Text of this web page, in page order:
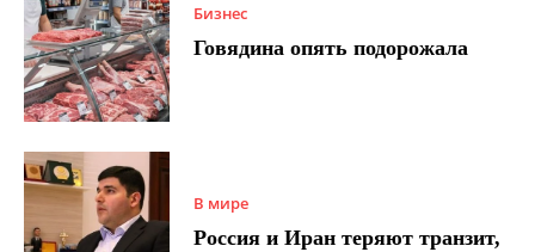
Бизнес
Говядина опять подорожала
В мире
Россия и Иран теряют транзит,